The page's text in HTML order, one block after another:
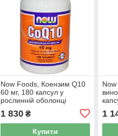
Now Foods, Коензим Q10
60 мг, 180 капсул у
рослинній оболонці
1 830₴
Купити
Now
1